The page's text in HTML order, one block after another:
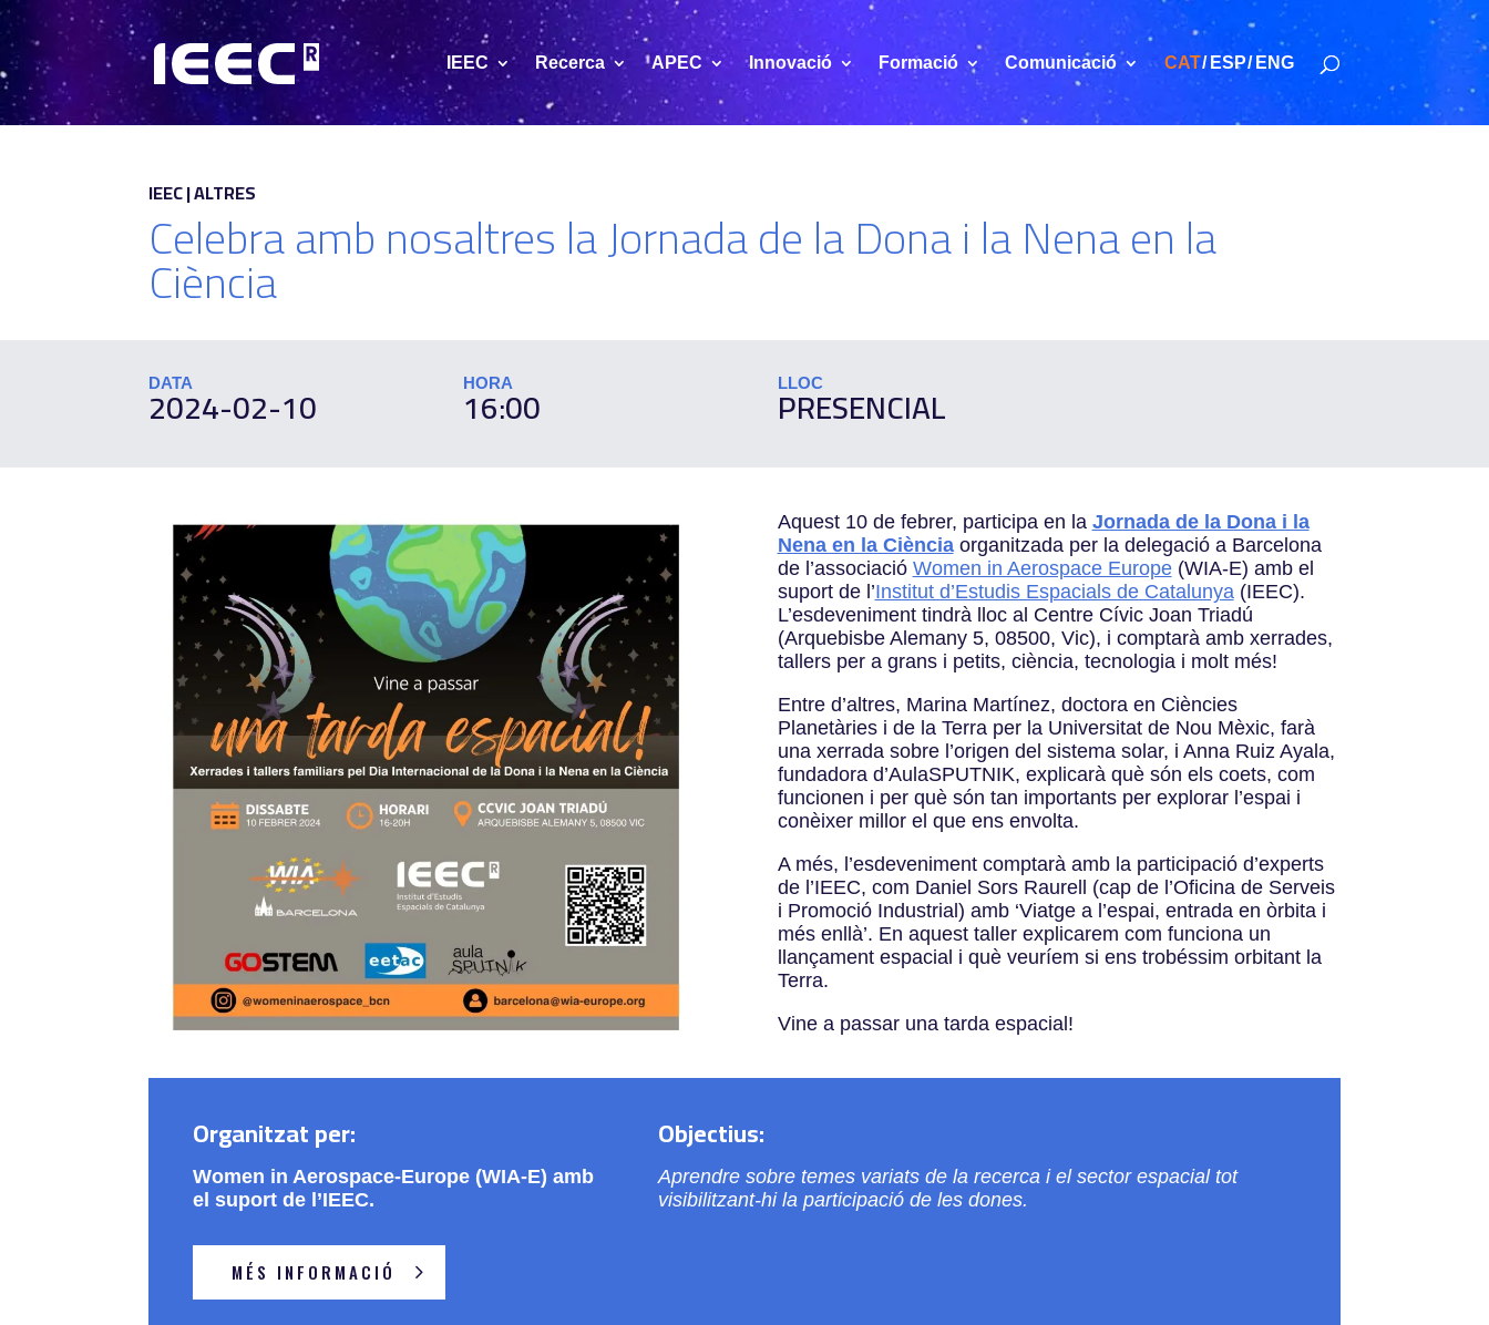
IEEC Recerca APEC Innovació Formació Comunicació CAT ESP ENG
IEEC | ALTRES
Celebra amb nosaltres la Jornada de la Dona i la Nena en la
Ciència
DATA
2024-02-10 HORA
16:00 LLOC
PRESENCIAL
Aquest 10 de febrer, participa en la Jornada de la Dona i la
Nena en la Ciènciaorganitzada per la delegació a Barcelona
de l’associació Women in Aerospace Europe(WIA-E) amb el
suport de l’Institut d’Estudis Espacials de Catalunya(IEEC).
L’esdeveniment tindrà lloc al Centre Cívic Joan Triadú
(Arquebisbe Alemany 5, 08500, Vic), i comptarà amb xerrades,
tallers per a grans i petits, ciència, tecnologia i molt més!
Entre d’altres, Marina Martínez, doctora en Ciències
Planetàries i de la Terra per la Universitat de Nou Mèxic, farà
una xerrada sobre l’origen del sistema solar, i Anna Ruiz Ayala,
fundadora d’AulaSPUTNIK, explicarà què són els coets, com
funcionen i per què són tan importants per explorar l’espai i
conèixer millor el que ens envolta.
A més, l’esdeveniment comptarà amb la participació d’experts
de l’IEEC, com Daniel Sors Raurell (cap de l’Oficina de Serveis
i Promoció Industrial) amb ‘Viatge a l’espai, entrada en òrbita i
més enllà’. En aquest taller explicarem com funciona un
llançament espacial i què veuríem si ens trobéssim orbitant la
Terra.
Vine a passar una tarda espacial!
Organitzat per:
Women in Aerospace-Europe (WIA-E) amb
el suport de l’IEEC.
MÉS INFORMACIÓ
Objectius:
Aprendre sobre temes variats de la recerca i el sector espacial tot
visibilitzant-hi la participació de les dones.